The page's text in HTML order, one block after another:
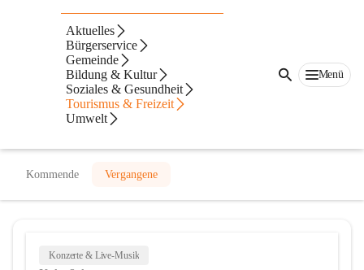
Aktuelles
Bürgerservice
Gemeinde
Bildung & Kultur
Soziales & Gesundheit
Tourismus & Freizeit
Umwelt
Menü
Kulturverein Bühne Weinburg am
Saßbach
@kulturverein-buhne-weinburg-am-sassbach
Kulturverein
In CITIES öffnen
Kommende Vergangene
Konzerte & Live-Musik